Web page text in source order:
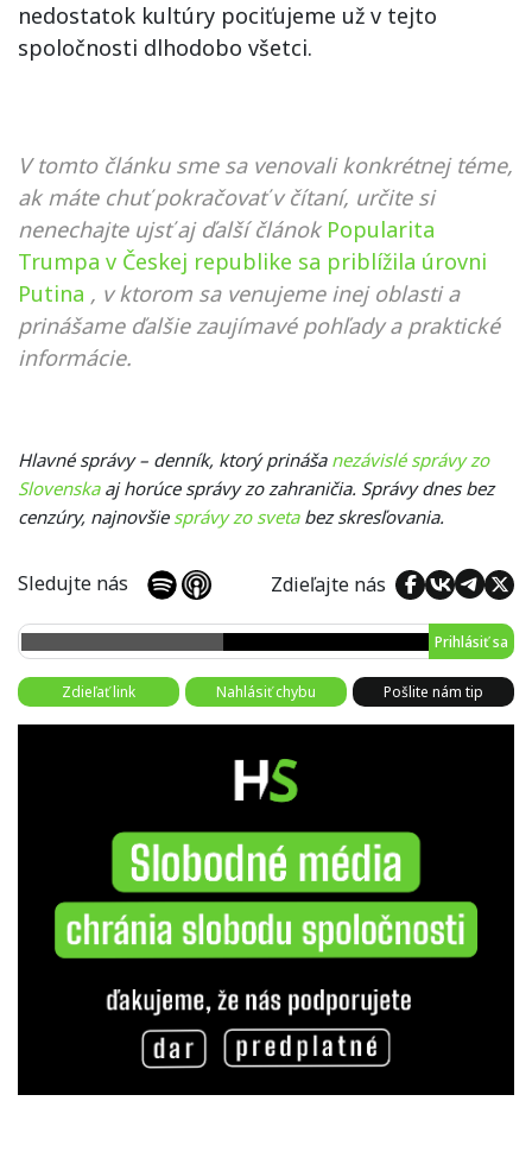
nedostatok kultúry pociťujeme už v tejto
spoločnosti dlhodobo všetci.
V tomto článku sme sa venovali konkrétnej téme,
ak máte chuť pokračovať v čítaní, určite si
nenechajte ujsť aj ďalší článok Popularita
Trumpa v Českej republike sa priblížila úrovni
Putina , v ktorom sa venujeme inej oblasti a
prinášame ďalšie zaujímavé pohľady a praktické
informácie.
Hlavné správy – denník, ktorý prináša nezávislé správy zo
Slovenskaaj horúce správy zo zahraničia. Správy dnes bez
cenzúry, najnovšie správy zo svetabez skresľovania.
Sledujte nás Zdieľajte nás
Prihlásiť sa
Zdieľať link Nahlásiť chybu Pošlite nám tip